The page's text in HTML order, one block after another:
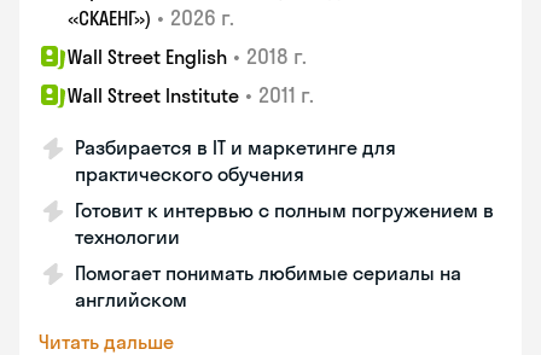
«СКАЕНГ») • 2026 г.
Wall Street English • 2018 г.
Wall Street Institute • 2011 г.
Разбирается в IT и маркетинге для
практического обучения
Готовит к интервью с полным погружением в
технологии
Помогает понимать любимые сериалы на
английском
Читать дальше